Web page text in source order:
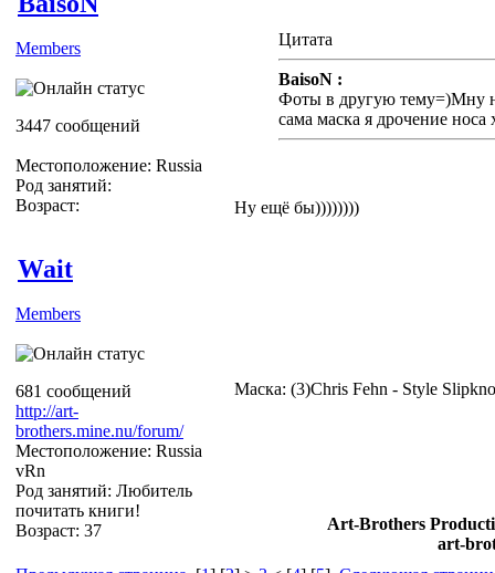
Members
3447 сообщений
Местоположение: Russia
Род занятий:
Возраст:
Цитата
BaisoN :
Фоты в другую тему=)Мну
сама маска я дрочение носа
Ну ещё бы))))))))
Wait
Members
681 сообщений
http://art-
brothers.mine.nu/forum/
Местоположение: Russia
vRn
Род занятий: Любитель
почитать книги!
Возраст: 37
Маска: (3)Chris Fehn - Style
Art-Brothers
art-